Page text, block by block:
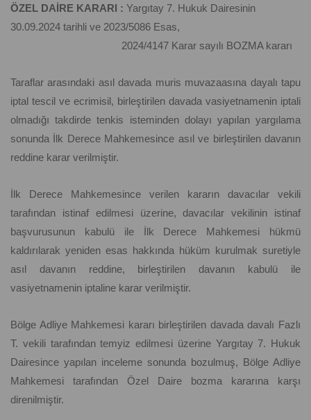
ÖZEL DAİRE KARARI : Yargıtay 7. Hukuk Dairesinin
30.09.2024 tarihli ve 2023/5086 Esas,
2024/4147 Karar sayılı BOZMA kararı
Taraflar arasındaki asıl davada muris muvazaasına dayalı tapu
iptal tescil ve ecrimisil, birleştirilen davada vasiyetnamenin iptali
olmadığı takdirde tenkis isteminden dolayı yapılan yargılama
sonunda İlk Derece Mahkemesince asıl ve birleştirilen davanın
reddine karar verilmiştir.
İlk Derece Mahkemesince verilen kararın davacılar vekili
tarafından istinaf edilmesi üzerine, davacılar vekilinin istinaf
başvurusunun kabulü ile İlk Derece Mahkemesi hükmü
kaldırılarak yeniden esas hakkında hüküm kurulmak suretiyle
asıl davanın reddine, birleştirilen davanın kabulü ile
vasiyetnamenin iptaline karar verilmiştir.
Bölge Adliye Mahkemesi kararı birleştirilen davada davalı Fazlı
T. vekili tarafından temyiz edilmesi üzerine Yargıtay 7. Hukuk
Dairesince yapılan inceleme sonunda bozulmuş, Bölge Adliye
Mahkemesi tarafından Özel Daire bozma kararına karşı
direnilmiştir.